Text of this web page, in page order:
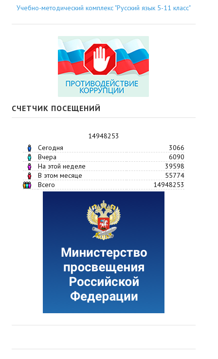
Учебно-методический комплекс "Русский язык 5-11 класс"
СЧЕТЧИК ПОСЕЩЕНИЙ
14948253
Сегодня
3066
Вчера
6090
На этой неделе
39598
В этом месяце
55774
Всего
14948253